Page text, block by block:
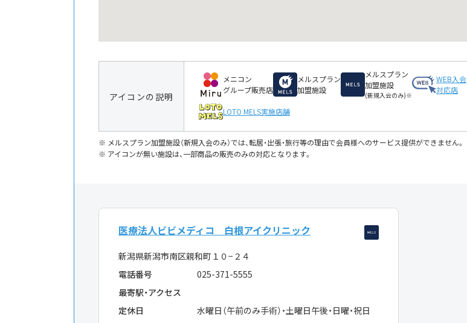
アイコンの説明
メニコン
グループ販売店
メルスプラン
加盟施設
メルスプラン
加盟施設
(新規入会のみ)※
WEB入会
対応店
LOTO MELS実施店舗
メルスプラン加盟施設（新規入会のみ）では、転居・出張・旅行等の理由で会員様へのサービス提供ができません。
アイコンが無い施設は、一部商品の販売のみの対応となります。
医療法人ビビメディコ 白根アイクリニック
新潟県新潟市南区親和町１０−２４
電話番号
025-371-5555
最寄駅・アクセス
定休日
水曜日（午前のみ手術）・土曜日午後・日曜・祝日